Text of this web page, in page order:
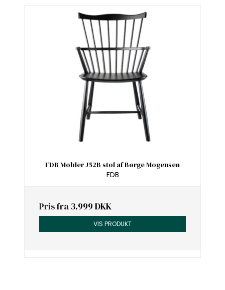
FDB Møbler J52B stol af Børge Mogensen
FDB
Pris fra3.999 DKK
VIS PRODUKT